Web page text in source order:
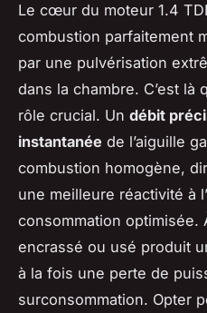
Le cœur du moteur 1.4
combustion parfaitement
par une pulvérisation
dans la chambre. C’est là
rôle crucial. Un débit
instantanée de l’aiguille
combustion homogène,
une meilleure réactivité à
consommation optimisée.
encrassé ou usé produit
à la fois une perte de
surconsommation. Opter